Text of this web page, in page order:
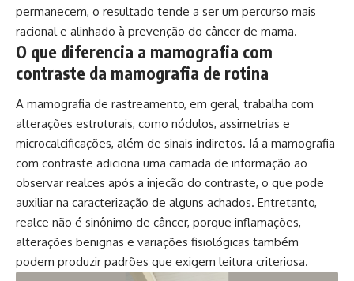
permanecem, o resultado tende a ser um percurso mais
racional e alinhado à prevenção do câncer de mama.
O que diferencia a mamografia com
contraste da mamografia de rotina
A mamografia de rastreamento, em geral, trabalha com
alterações estruturais, como nódulos, assimetrias e
microcalcificações, além de sinais indiretos. Já a mamografia
com contraste adiciona uma camada de informação ao
observar realces após a injeção do contraste, o que pode
auxiliar na caracterização de alguns achados. Entretanto,
realce não é sinônimo de câncer, porque inflamações,
alterações benignas e variações fisiológicas também
podem produzir padrões que exigem leitura criteriosa.